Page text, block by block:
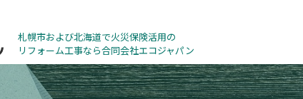
札幌市および北海道で火災保険活用の
リフォーム工事なら合同会社エコジャパン